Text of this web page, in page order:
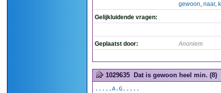
gewoon, naar,
Gelijkluidende vragen:
Geplaatst door: Anoniem
1029635 Dat is gewoon heel min. (8)
.....A.G.....